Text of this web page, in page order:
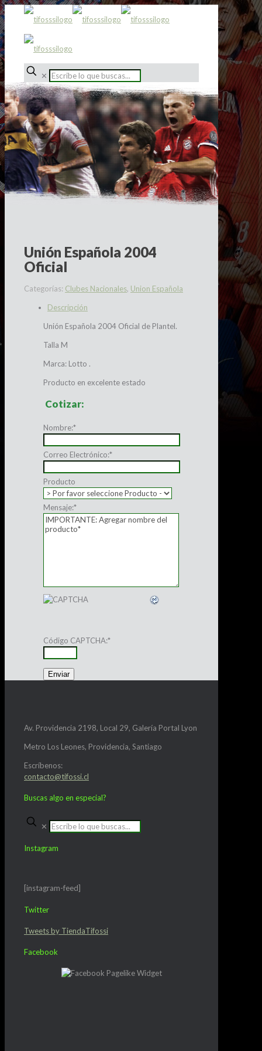
✕
Unión Española 2004
Oficial
Categorías: Clubes Nacionales, Union Española
Descripción
Unión Española 2004 Oficial de Plantel.
Talla M
Marca: Lotto .
Producto en excelente estado
Cotizar:
Nombre:*
Correo Electrónico:*
Producto
Mensaje:*
Código CAPTCHA:*
Av. Providencia 2198, Local 29, Galería Portal Lyon
Metro Los Leones, Providencia, Santiago
Escríbenos:
contacto@tifossi.cl
Buscas algo en especial?
✕
Instagram
[instagram-feed]
Twitter
Tweets by TiendaTifossi
Facebook